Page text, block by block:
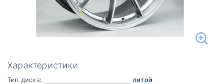
Характеристики
Тип диска:
литой